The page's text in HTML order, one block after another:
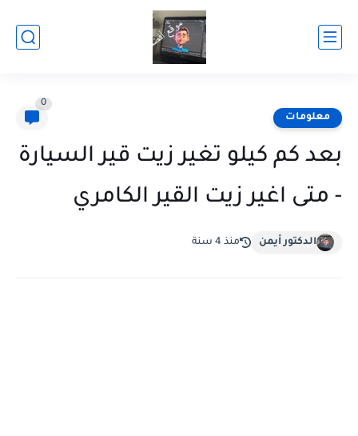
معلومات
0
بعد كم كيلو تغير زيت قير السيارة
- متى اغير زيت القير الكامري
الدكتور أيمن منذ 4 سنة